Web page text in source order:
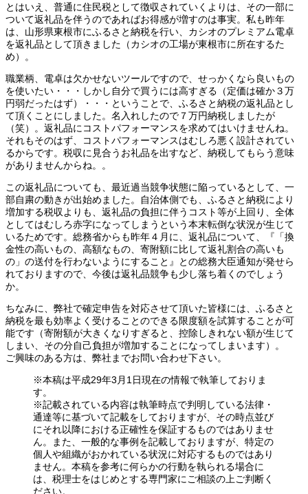
とはいえ、普通に住民税として徴収されていくよりは、その一部に
ついて返礼品を伴うのであればお得感が増すのは事実。私も昨年
は、山形県東根市にふるさと納税を行い、カシオのプレミアム電卓
を返礼品として頂きました（カシオの工場が東根市に所在するた
め）。
職業柄、電卓は欠かせないツールですので、せっかくなら良いもの
を使いたい・・・しかし自分で買うには高すぎる（定価は確か３万
円弱だったはず）・・・ということで、ふるさと納税の返礼品とし
て頂くことにしました。名入れしたので７万円納税しましたが
（笑）。返礼品にコストパフォーマンスを求めてはいけませんね。
それもそのはず、コストパフォーマンスはむしろ悪く設計されてい
るからです。税収に見合うお礼品を出すなど、納税してもらう意味
がありませんからね。。
この返礼品についても、最近過当競争状態に陥っているとして、一
部自粛の動きが出始めました。自治体側でも、ふるさと納税により
増加する税収よりも、返礼品の負担に伴うコスト等が上回り、全体
としてはむしろ赤字になってしまうという本末転倒な状況が生じて
いるためです。総務省からも昨年４月に、返礼品について、『「換
金性の高いもの、高額なもの、寄附額に比して返礼割合の高いも
の」の送付を行わないようにすること』との総務大臣通知が発せら
れておりますので、今後は返礼品競争も少し落ち着くのでしょう
か。
ちなみに、弊社で確定申告を対応させて頂いた皆様には、ふるさと
納税を最も効率よく受けることのできる限度額を試算することが可
能です（寄附額が大きくなりすぎると、控除しきれない額が生じて
しまい、その分自己負担が増加することになってしまいます）。
ご興味のある方は、弊社までお問い合わせ下さい。
※本稿は平成29年3月1日現在の情報で執筆しておりま
す。
※記載されている内容は執筆時点で判明している法律・
通達等に基づいて記載をしておりますが、その時点並び
にそれ以降における正確性を保証するものではありませ
ん。また、一般的な事例を記載しておりますが、特定の
個人や組織がおかれている状況に対応するものではあり
ません。本稿を参考に何らかの行動を執られる場合に
は、税理士をはじめとする専門家にご相談の上ご判断く
ださい。